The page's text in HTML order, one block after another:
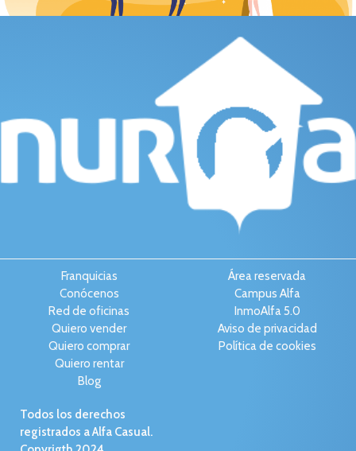
Franquicias
Conócenos
Red de oficinas
Quiero vender
Quiero comprar
Quiero rentar
Blog
Área reservada
Campus Alfa
InmoAlfa 5.0
Aviso de privacidad
Política de cookies
Todos los derechos
registrados a Alfa Casual.